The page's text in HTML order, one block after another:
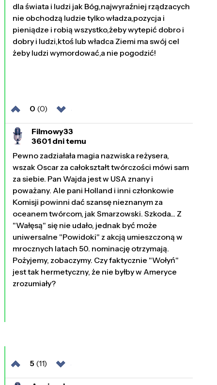
dla świata i ludzi jak Bóg,najwyraźniej rządzacych
nie obchodzą ludzie tylko władza,pozycja i
pieniądze i robią wszystko,żeby wytepić dobro i
dobry i ludzi,ktoś lub władca Ziemi ma swój cel
żeby ludzi wymordować,a nie pogodzić!
0 (0)
Filmowy33
3601 dni temu
Pewno zadziałała magia nazwiska reżysera,
wszak Oscar za całokształt twórczości mówi sam
za siebie. Pan Wajda jest w USA znany i
poważany. Ale pani Holland i inni członkowie
Komisji powinni dać szansę nieznanym za
oceanem twórcom, jak Smarzowski. Szkoda... Z
"Wałęsą" się nie udało, jednak być może
uniwersalne "Powidoki" z akcją umieszczoną w
mrocznych latach 50. nominację otrzymają.
Pożyjemy, zobaczymy. Czy faktycznie "Wołyń"
jest tak hermetyczny, że nie byłby w Ameryce
zrozumiały?
5 (11)